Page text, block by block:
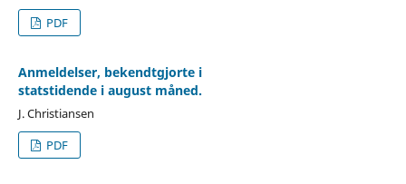
PDF
Anmeldelser, bekendtgjorte i
statstidende i august måned.
J. Christiansen
PDF